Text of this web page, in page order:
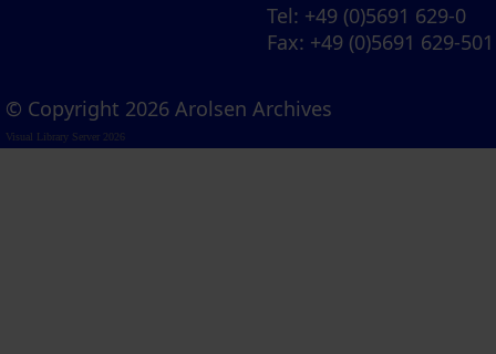
Tel: +49 (0)5691 629-0
Fax: +49 (0)5691 629-501
© Copyright 2026 Arolsen Archives
Visual Library Server 2026